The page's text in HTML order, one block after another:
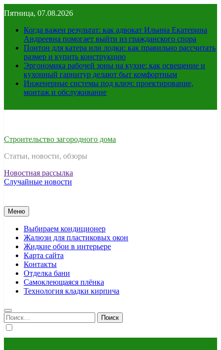
к
содержимому
Пятница, 07.08.2026
Когда важен результат: как адвокат Ильина Екатерина
Андреевна помогает выйти из гражданского спора
Понтон для катера или лодки: как правильно рассчитать
размер и купить конструкцию
Эргономика рабочей зоны на кухне: как освещение и
кухонный гарнитур делают быт комфортным
Инженерные системы под ключ: проектирование,
монтаж и обслуживание
Строительство загородного дома
Статьи, новости, обзоры
Новостная рассылка
Случайные новости
Меню
Выбираем кондиционер
Жалюзи для пластиковых окон
Жидкие обои в интерьере
Карта сайта
Контакты
Отделка бани
Самоклеющаяся плёнка
Технология кладки кирпича
Найти: